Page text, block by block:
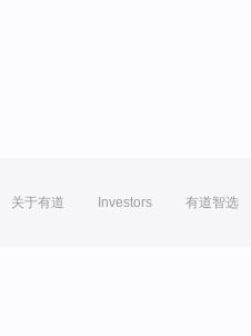
关于有道 Investors 有道智选